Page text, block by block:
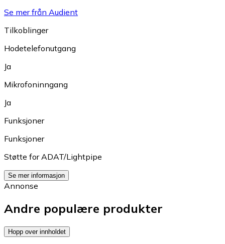
Se mer från Audient
Tilkoblinger
Hodetelefonutgang
Ja
Mikrofoninngang
Ja
Funksjoner
Funksjoner
Støtte for ADAT/Lightpipe
Se mer informasjon
Annonse
Andre populære produkter
Hopp over innholdet